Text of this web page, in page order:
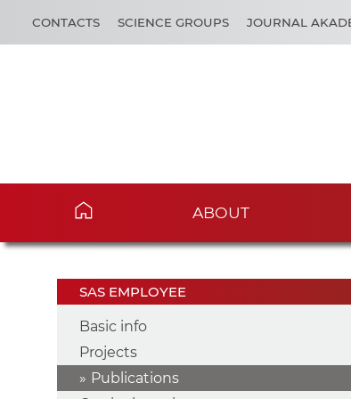
CONTACTS SCIENCE GROUPS JOURNAL
ABOUT
SAS EMPLOYEE
Basic info
Projects
Publications